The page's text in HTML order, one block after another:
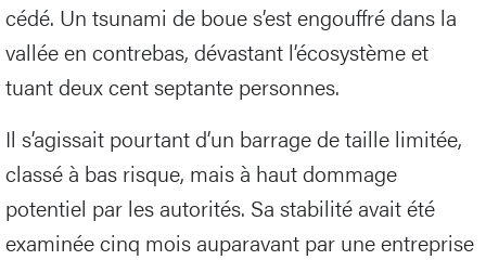
cédé. Un tsunami de boue s’est engouffré dans la
vallée en contrebas, dévastant l’écosystème et
tuant deux cent septante personnes.
Il s’agissait pourtant d’un barrage de taille limitée,
classé à bas risque, mais à haut dommage
potentiel par les autorités. Sa stabilité avait été
examinée cinq mois auparavant par une entreprise